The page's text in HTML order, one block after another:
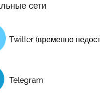
сети
Twitter (временно
Telegram